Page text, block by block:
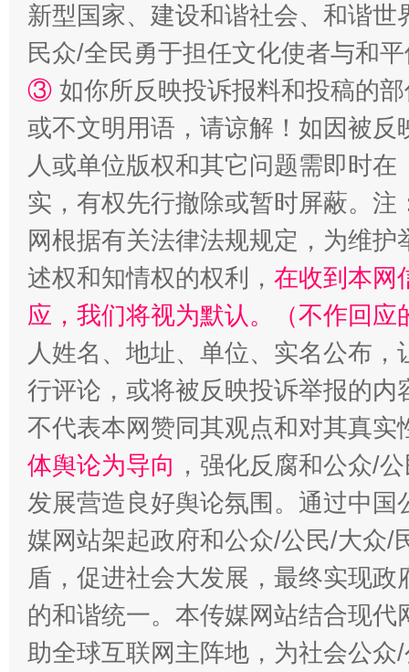
国家大学科技园优化重塑工作
“蜀中异人”王建安的艺术幻境
新型国家、建设和谐社会、和谐
民众/全民勇于担任文化使者与和
③ 如你所反映投诉报料和投稿的
或不文明用语，请谅解！如因被
人或单位版权和其它问题需即时在
实，有权先行撤除或暂时屏蔽。
网根据有关法律法规规定，为维
述权和知情权的权利， 在收到本网
应，我们将视为默认。（不作回应
人姓名、地址、单位、实名公布
行评论，或将被反映投诉举报的
不代表本网赞同其观点和对其真实
体舆论为导向 ，强化反腐和公众/
发展营造良好舆论氛围。通过中
媒网站架起政府和公众/公民/大众/
盾，促进社会大发展，最终实现
的和谐统一。本传媒网站结合现
助全球互联网主阵地，为社会公